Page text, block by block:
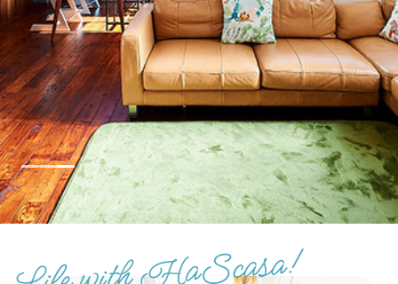
会社概要
採用情報
各種お問い合わせ
カタログ請求
来場予約
イベント情報